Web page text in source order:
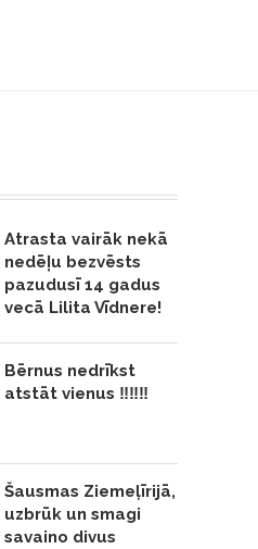
Atrasta vairāk nekā
nedēļu bezvēsts
pazudusī 14 gadus
vecā Lilita Vīdnere!
Bērnus nedrīkst
atstāt vienus ‼️‼️‼️
Šausmas Ziemeļīrijā,
uzbrūk un smagi
savaino divus